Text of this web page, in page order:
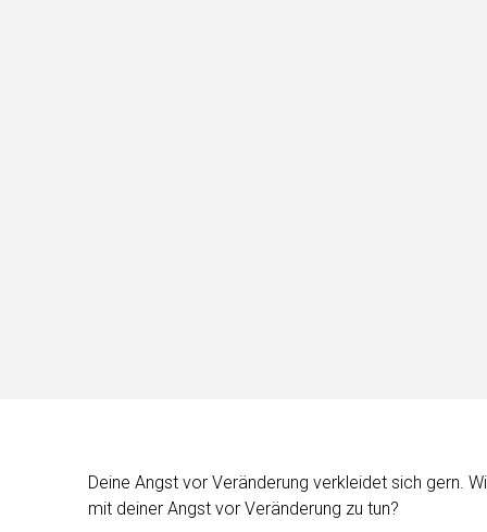
Deine Angst vor Veränderung verkleidet sich gern.
mit deiner Angst vor Veränderung zu tun?